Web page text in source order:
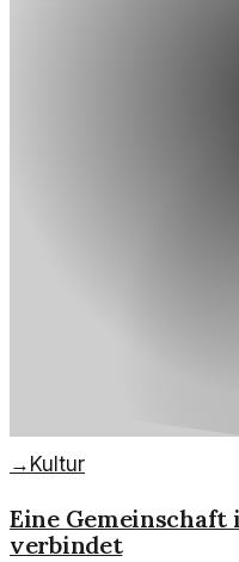
→ Kultur
Eine
verbindet